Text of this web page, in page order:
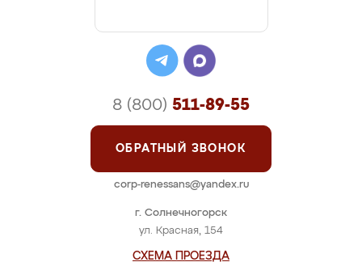
г. Солнечногорск
ул. Красная, 154
СХЕМА ПРОЕЗДА
8 (800) 511-89-55
ОБРАТНЫЙ ЗВОНОК
corp-renessans@yandex.ru